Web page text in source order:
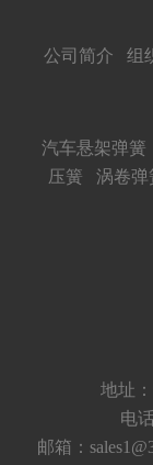
公司简介 组
汽车悬架弹簧
压簧
涡卷弹
地址
电
邮箱：